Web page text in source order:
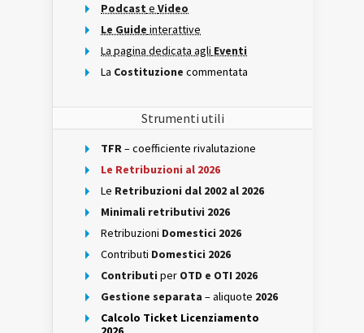
Podcast e Video
Le Guide interattive
La pagina dedicata agli Eventi
La Costituzione commentata
Strumenti utili
TFR– coefficiente rivalutazione
Le Retribuzioni al 2026
Le Retribuzioni dal 2002 al 2026
Minimali retributivi 2026
Retribuzioni Domestici 2026
Contributi Domestici 2026
Contributi per OTD e OTI 2026
Gestione separata – aliquote 2026
Calcolo Ticket Licenziamento